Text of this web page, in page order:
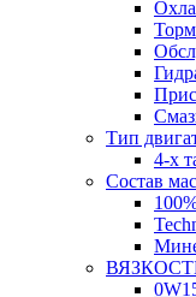
Тип
4-х
Состав